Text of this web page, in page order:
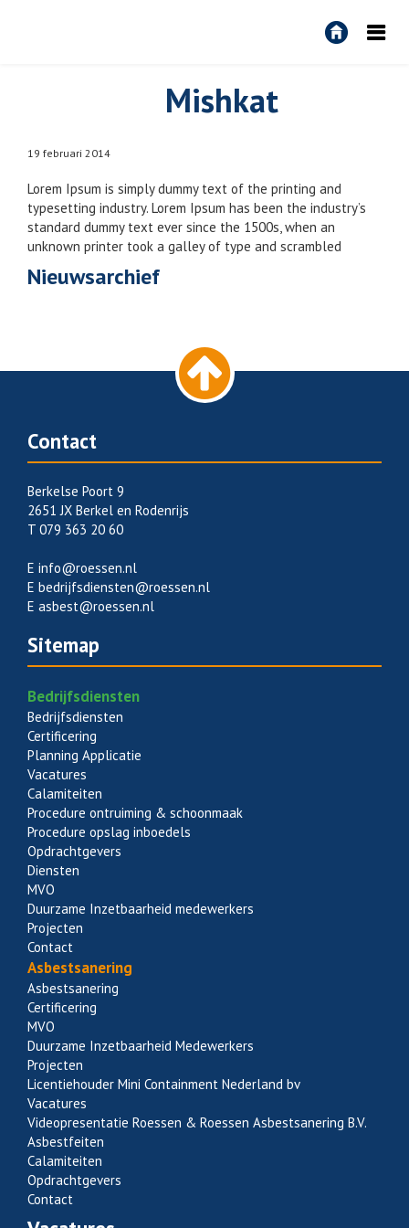
Mishkat
19 februari 2014
Lorem Ipsum is simply dummy text of the printing and
typesetting industry. Lorem Ipsum has been the industry’s
standard dummy text ever since the 1500s, when an
unknown printer took a galley of type and scrambled
Nieuwsarchief
Contact
Berkelse Poort 9
2651 JX Berkel en Rodenrijs
T 079 363 20 60
E info@roessen.nl
E bedrijfsdiensten@roessen.nl
E asbest@roessen.nl
Sitemap
Bedrijfsdiensten
Bedrijfsdiensten
Certificering
Planning Applicatie
Vacatures
Calamiteiten
Procedure ontruiming & schoonmaak
Procedure opslag inboedels
Opdrachtgevers
Diensten
MVO
Duurzame Inzetbaarheid medewerkers
Projecten
Contact
Asbestsanering
Asbestsanering
Certificering
MVO
Duurzame Inzetbaarheid Medewerkers
Projecten
Licentiehouder Mini Containment Nederland bv
Vacatures
Videopresentatie Roessen & Roessen Asbestsanering B.V.
Asbestfeiten
Calamiteiten
Opdrachtgevers
Contact